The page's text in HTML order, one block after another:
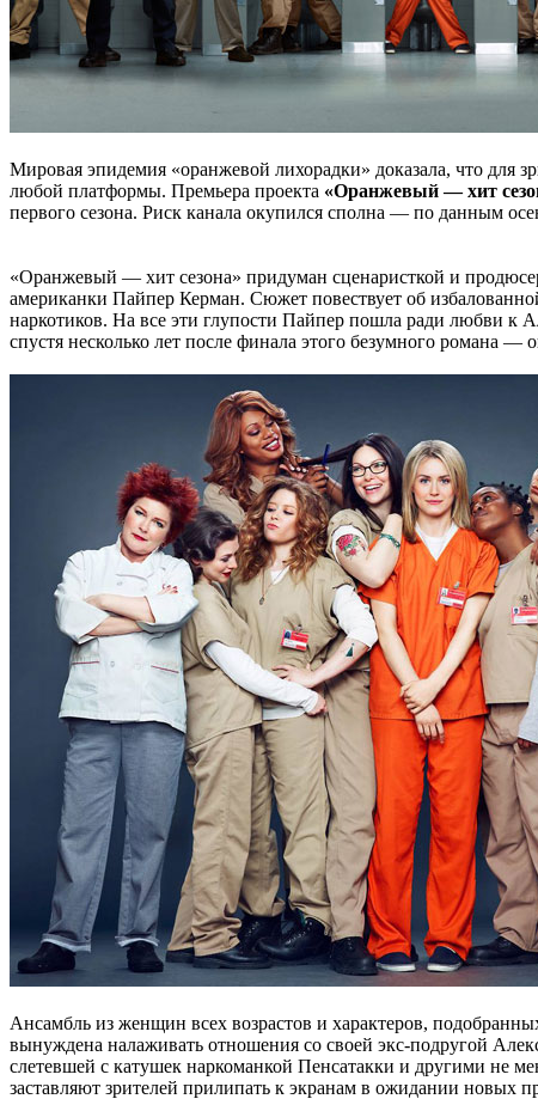
Мировая эпидемия «оранжевой лихорадки» доказала, что для
любой платформы. Премьера проекта «Оранжевый — хит
первого сезона. Риск канала окупился сполна — по данным
«Оранжевый — хит сезона» придуман сценаристкой и
американки Пайпер Керман. Сюжет повествует об
наркотиков. На все эти глупости Пайпер пошла ради любви к
спустя несколько лет после финала этого безумного романа
Ансамбль из женщин всех возрастов и характеров,
вынуждена налаживать отношения со своей экс-подругой
слетевшей с катушек наркоманкой Пенсатакки и другими не
заставляют зрителей прилипать к экранам в ожидании